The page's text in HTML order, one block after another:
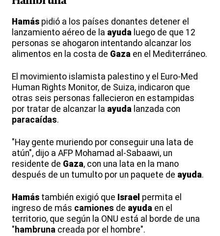
Hamás pidió a los países donantes detener el
lanzamiento aéreo de la ayuda luego de que 12
personas se ahogaron intentando alcanzar los
alimentos en la costa de Gaza en el Mediterráneo.
El movimiento islamista palestino y el Euro-Med
Human Rights Monitor, de Suiza, indicaron que
otras seis personas fallecieron en estampidas
por tratar de alcanzar la ayuda lanzada con
paracaídas.
"Hay gente muriendo por conseguir una lata de
atún", dijo a AFP Mohamad al-Sabaawi, un
residente de Gaza, con una lata en la mano
después de un tumulto por un paquete de ayuda.
Hamás también exigió que Israel permita el
ingreso de más camiones de ayuda en el
territorio, que según la ONU está al borde de una
" hambruna creada por el hombre".